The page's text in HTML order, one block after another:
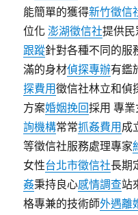
能簡單的獲得新竹徵信
位化澎湖徵信社提供
跟蹤針對各種不同的
滿的身材偵探專辦有鑑
探費用徵信社林立和偵
方案婚姻挽回採用 專
詢機構常常抓姦費用 成
等徵信社服務處理專家
女性台北市徵信社長期
姦秉持良心感情調查站
格專兼的技術師外遇離